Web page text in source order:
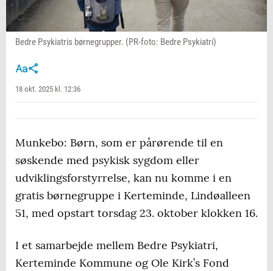
Bedre Psykiatris børnegrupper. (PR-foto: Bedre Psykiatri)
18 okt. 2025 kl. 12:36
Munkebo: Børn, som er pårørende til en
søskende med psykisk sygdom eller
udviklingsforstyrrelse, kan nu komme i en
gratis børnegruppe i Kerteminde, Lindøalleen
51, med opstart torsdag 23. oktober klokken 16.
I et samarbejde mellem Bedre Psykiatri,
Kerteminde Kommune og Ole Kirk’s Fond